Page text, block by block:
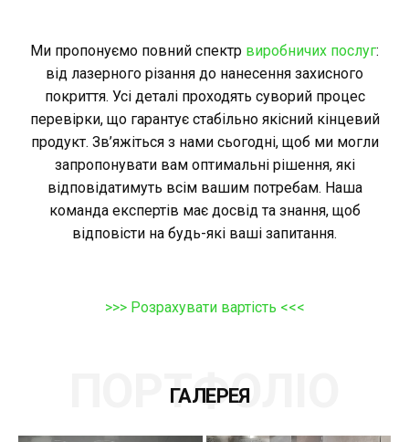
Ми пропонуємо повний спектр виробничих послуг:
від лазерного різання до нанесення захисного
покриття. Усі деталі проходять суворий процес
перевірки, що гарантує стабільно якісний кінцевий
продукт. Зв’яжіться з нами сьогодні, щоб ми могли
запропонувати вам оптимальні рішення, які
відповідатимуть всім вашим потребам. Наша
команда експертів має досвід та знання, щоб
відповісти на будь-які ваші запитання.
>>> Розрахувати вартість <<<
ГАЛЕРЕЯ
ПОРТФОЛІО